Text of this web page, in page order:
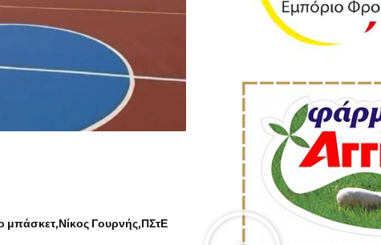
μπάσκετ Νίκος Γουρνής ΠΣτΕ